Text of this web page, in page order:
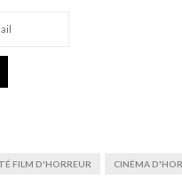
FILM D'HORREUR CINÉMA